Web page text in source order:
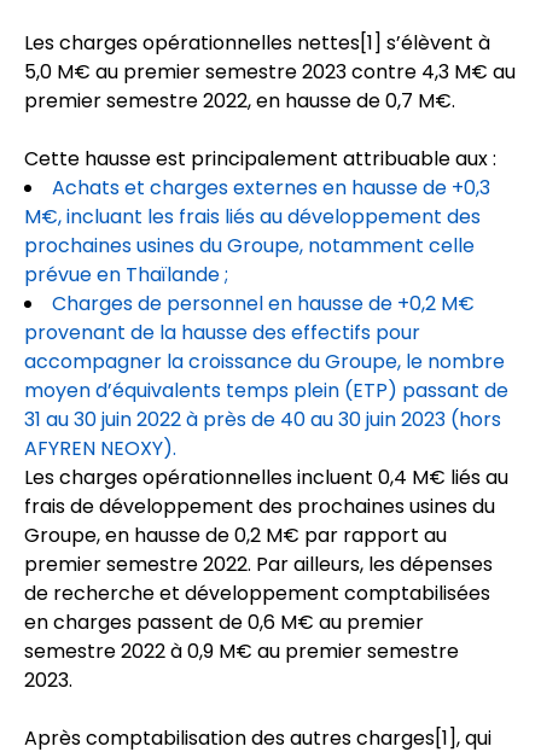
Les charges opérationnelles nettes[1] s’élèvent à
5,0 M€ au premier semestre 2023 contre 4,3 M€ au
premier semestre 2022, en hausse de 0,7 M€.
Cette hausse est principalement attribuable aux :
Achats et charges externes en hausse de +0,3
M€, incluant les frais liés au développement des
prochaines usines du Groupe, notamment celle
prévue en Thaïlande ;
Charges de personnel en hausse de +0,2 M€
provenant de la hausse des effectifs pour
accompagner la croissance du Groupe, le nombre
moyen d’équivalents temps plein (ETP) passant de
31 au 30 juin 2022 à près de 40 au 30 juin 2023 (hors
AFYREN NEOXY).
Les charges opérationnelles incluent 0,4 M€ liés au
frais de développement des prochaines usines du
Groupe, en hausse de 0,2 M€ par rapport au
premier semestre 2022. Par ailleurs, les dépenses
de recherche et développement comptabilisées
en charges passent de 0,6 M€ au premier
semestre 2022 à 0,9 M€ au premier semestre
2023.
Après comptabilisation des autres charges[1], qui